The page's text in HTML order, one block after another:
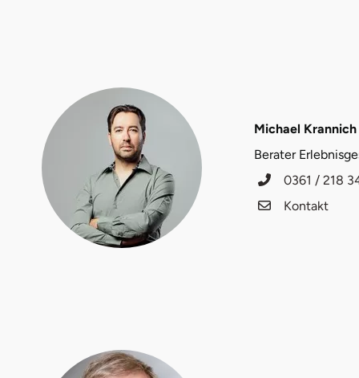
Michael Krannich
Berater
0361 / 218
Kontakt
Fulda
Fürstenfeldbruck